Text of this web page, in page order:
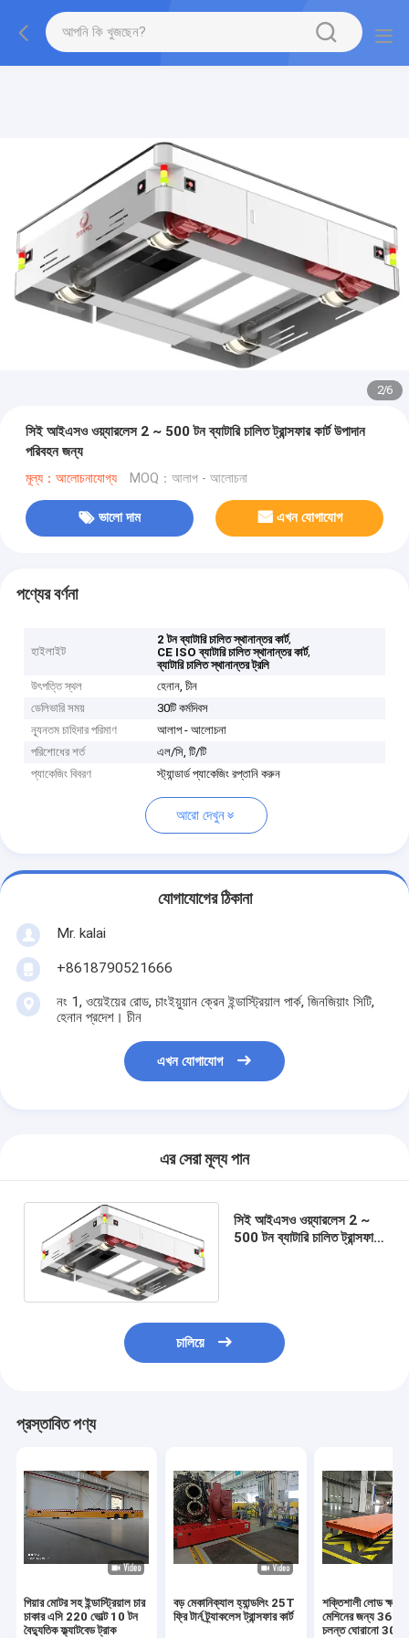
gtag('config', 'G-QWE9HWC3PF', {cookie_flags:
"SameSite=None;Secure"});
2/6
সিই আইএসও ওয়্যারলেস 2 ~ 500 টন ব্যাটারি চালিত ট্রান্সফার কার্ট উপাদান
পরিবহন জন্য
মূল্য：আলোচনাযোগ্য MOQ：আলাপ - আলোচনা
ভালো দাম এখন যোগাযোগ
পণ্যের বর্ণনা
হাইলাইট
2 টন ব্যাটারি চালিত স্থানান্তর কার্ট,
CE ISO ব্যাটারি চালিত স্থানান্তর কার্ট,
ব্যাটারি চালিত স্থানান্তর ট্রলি
উৎপত্তি স্থল
হেনান, চীন
ডেলিভারি সময়
30টি কর্মদিবস
ন্যূনতম চাহিদার পরিমাণ
আলাপ - আলোচনা
পরিশোধের শর্ত
এল/সি, টি/টি
প্যাকেজিং বিবরণ
স্ট্যান্ডার্ড প্যাকেজিং রপ্তানি করুন
আরো দেখুন
যোগাযোগের ঠিকানা
Mr. kalai
+8618790521666
নং 1, ওয়েইয়ের রোড, চাংইয়ুয়ান ক্রেন ইন্ডাস্ট্রিয়াল পার্ক, জিনজিয়াং সিটি,
হেনান প্রদেশ। চীন
এখন যোগাযোগ
এর সেরা মূল্য পান
সিই আইএসও ওয়্যারলেস 2 ~
500 টন ব্যাটারি চালিত ট্রান্সফার
চালিয়ে
প্রস্তাবিত পণ্য
গিয়ার মোটর সহ ইন্ডাস্ট্রিয়াল চার
চাকার এসি 220 ভোল্ট 10 টন
বৈদ্যুতিক ফ্ল্যাটবেড ট্রাক
বড় মেকানিক্যাল হ্যান্ডলিং 25T
ফ্রি টার্ন ট্র্যাকলেস ট্রান্সফার কার্ট
শক্তিশালী লোড ক্ষমতা
মেশিনের জন্য 360
চলন্ত ঘোরানো 30t